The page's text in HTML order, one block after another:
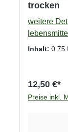
trocken
weitere
Inhalt: 0.75
12,50 €*
Preise inkl.